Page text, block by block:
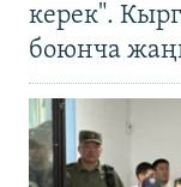
керек".
боюнча